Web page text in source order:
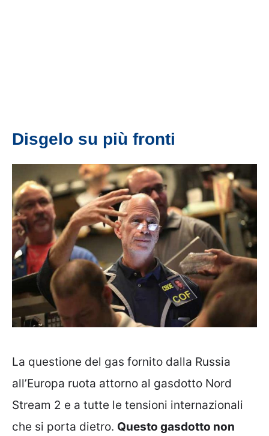
Disgelo su più fronti
La questione del gas fornito dalla Russia
all’Europa ruota attorno al gasdotto Nord
Stream 2 e a tutte le tensioni internazionali
che si porta dietro. Questo gasdotto non